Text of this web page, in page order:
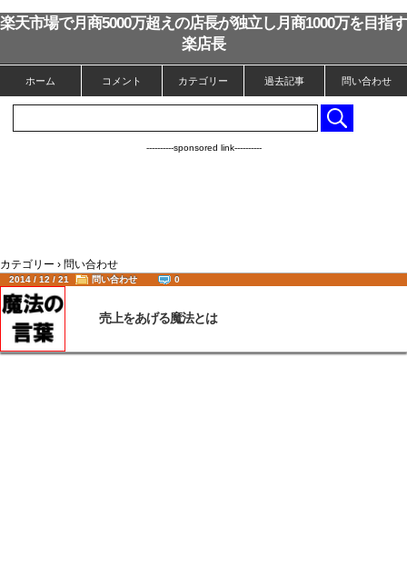
楽天市場で月商5000万超えの店長が独立し月商1000万を目指す
楽店長
ホーム コメント カテゴリー 過去記事 問い合わせ
----------sponsored link----------
カテゴリー › 問い合わせ
2014 / 12 / 21 問い合わせ 0
売上をあげる魔法とは